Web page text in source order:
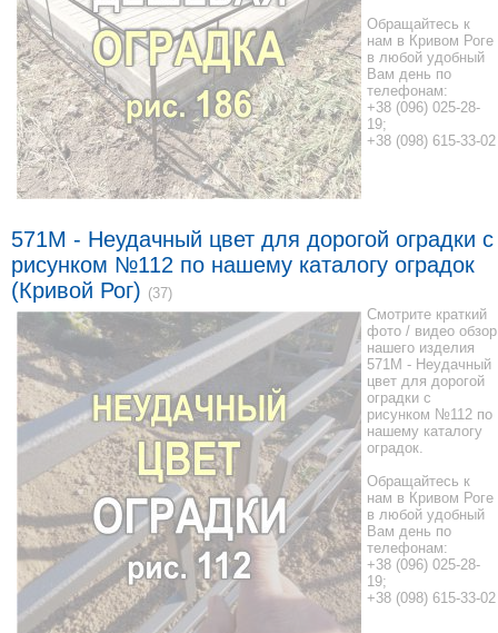
Обращайтесь к
нам в Кривом Роге
в любой удобный
Вам день по
телефонам:
+38 (096) 025-28-
19;
+38 (098) 615-33-02
571M - Неудачный цвет для дорогой оградки с
рисунком №112 по нашему каталогу оградок
(Кривой Рог) (37)
Смотрите краткий
фото / видео обзор
нашего изделия
571M - Неудачный
цвет для дорогой
оградки с
рисунком №112 по
нашему каталогу
оградок.
Обращайтесь к
нам в Кривом Роге
в любой удобный
Вам день по
телефонам:
+38 (096) 025-28-
19;
+38 (098) 615-33-02